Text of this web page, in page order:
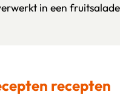
in een
recepten